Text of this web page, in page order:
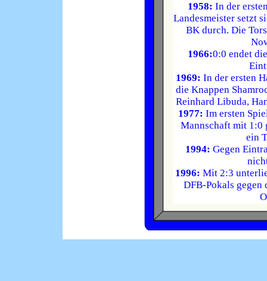
1958: In der
Landesmeister setzt
BK durch. Die
1966:0:0 endet
1969: In der ersten
die Knappen
Reinhard Libuda,
1977: Im ersten
Mannschaft mit 1:0
ein
1994: Gegen
1996: Mit 2:3
DFB-Pokals